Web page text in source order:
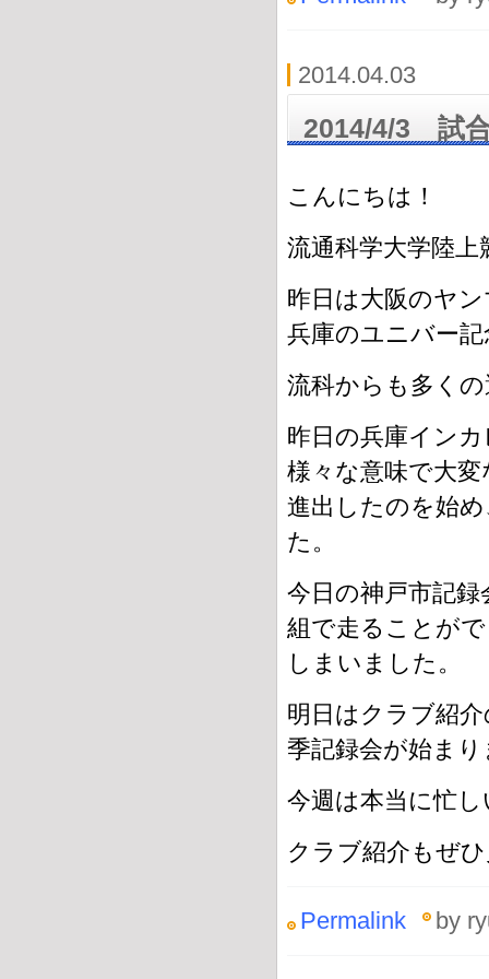
2014.04.03
2014/4/3 試
こんにちは！
流通科学大学陸
昨日は大阪のヤ
兵庫のユニバー
流科からも多く
昨日の兵庫イン
様々な意味で大
進出したのを始
た。
今日の神戸市記
組で走ることが
しまいました。
明日はクラブ紹
季記録会が始まり
今週は本当に忙
クラブ紹介もぜ
Permalink by